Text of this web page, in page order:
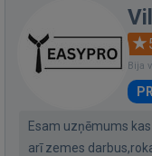
Bija
Esam uzņēmums
arī zemes